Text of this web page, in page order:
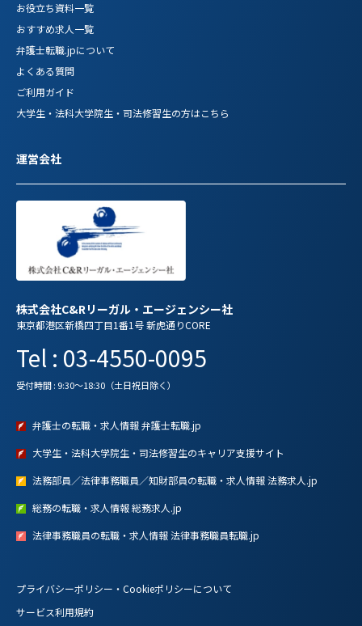
お役立ち資料一覧
おすすめ求人一覧
弁護士転職.jpについて
よくある質問
ご利用ガイド
大学生・法科大学院生・司法修習生の方はこちら
運営会社
株式会社C&Rリーガル・エージェンシー社
東京都港区新橋四丁目1番1号 新虎通りCORE
Tel : 03-4550-0095
受付時間 : 9:30～18:30（土日祝日除く）
弁護士の転職・求人情報 弁護士転職.jp
大学生・法科大学院生・司法修習生のキャリア支援サイト
法務部員／法律事務職員／知財部員の転職・求人情報 法務求人.jp
総務の転職・求人情報 総務求人.jp
法律事務職員の転職・求人情報 法律事務職員転職.jp
プライバシーポリシー・Cookieポリシーについて
サービス利用規約